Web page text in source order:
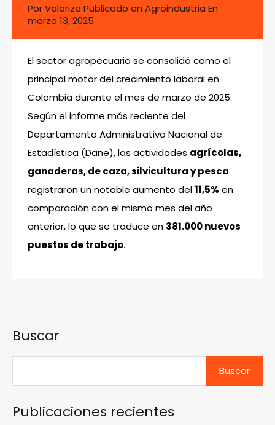
PorValoriza Publicado en Agroindustria En
marzo 13, 2025
El sector agropecuario se consolidó como el
principal motor del crecimiento laboral en
Colombia durante el mes de marzo de 2025.
Según el informe más reciente del
Departamento Administrativo Nacional de
Estadística (Dane), las actividades agrícolas,
ganaderas, de caza, silvicultura y pesca
registraron un notable aumento del11,5% en
comparación con el mismo mes del año
anterior, lo que se traduce en 381.000 nuevos
puestos de trabajo.
Buscar
Buscar
Publicaciones recientes